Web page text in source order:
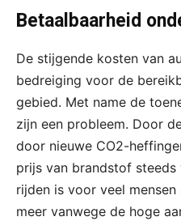
Betaalbaarheid
De stijgende kosten van
bedreiging voor de
gebied. Met name de
zijn een probleem. Door
door nieuwe CO2-
prijs van brandstof
rijden is voor veel
meer vanwege de hoge